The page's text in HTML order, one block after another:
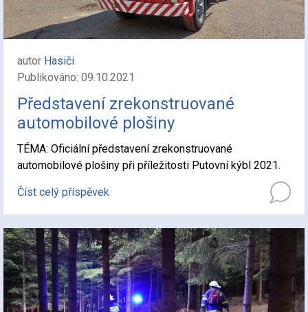
autor Hasiči
Publikováno: 09.10.2021
Představení zrekonstruované
automobilové plošiny
TÉMA: Oficiální představení zrekonstruované
automobilové plošiny při příležitosti Putovní kýbl 2021.
Číst celý příspěvek